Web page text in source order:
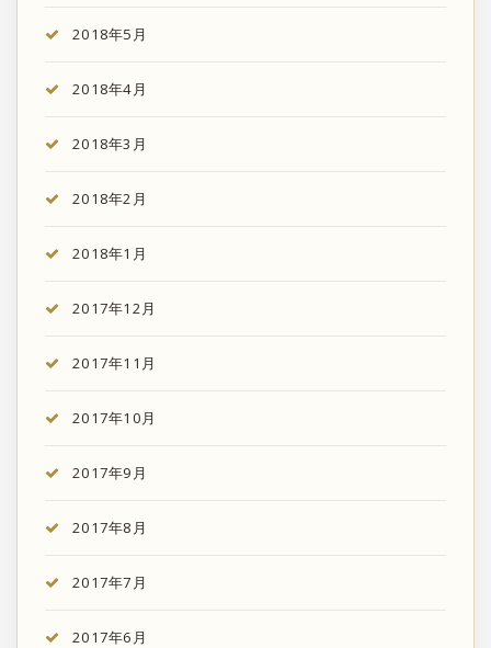
2018年5月
2018年4月
2018年3月
2018年2月
2018年1月
2017年12月
2017年11月
2017年10月
2017年9月
2017年8月
2017年7月
2017年6月